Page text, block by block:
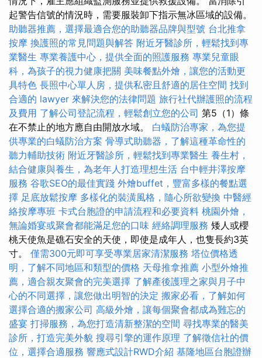
起警告信號的情況時，需要服裝卸下指示無冰區域的設備。
助聽器推薦，選擇最適合您的助聽器品牌與型號 台北推拿
按摩 換護照的常見問題與解答 附近牙醫診所，輕鬆找到專
業醫生 專業養護中心，提供全面的照護服務 專業兒童眼
科，為孩子的視力健康把關 美味餐點外燴，讓您的活動更
具特色 長照中心單人房，提供私密且舒適的居住空間 找到
合適的 lawyer 來解決您的法律問題 旅行社代辦護照的流程
及費用 了解公司登記流程，輕鬆創立您的公司 第5（1）條
在不禁止的地方應自由開放水域。 白蟻防治專家，為您提
供專業的白蟻防治方案 骨導式助聽器，了解這種革命性的
聽力輔助技術 附近牙醫診所，輕鬆找到專業醫生 養生村，
結合健康與養生，為老年人打造理想生活 台中輕井澤按摩
服務 谷歌SEO的最佳實踐 外燴buffet，豐富多樣的餐點選
擇 足底放鬆按摩 多樣化的裝潢風格，隨心所欲變換 中醫經
絡按摩專班 卡式台胞證的申請流程和必要資料 桃園外燴，
無論婚宴或聚會都能滿足您的口味 經絡調理服務 矮人或櫻
桃天使魚是礁石安全的天使，即使是成年人，也隻長約3英
寸。 僅需300元即可享受專業居家清潔服務 塔位價格透
明，了解不同地區和類型的價格 天母推拿推薦 小型外燴推
薦，適合親友聚會的完美選擇 了解產後護理之家與月子中
心的不同選擇，讓您做出明智的決定 搬家必看，了解如何
選擇合適的搬家公司 高級外燴，讓每個聚會都成為難忘的
盛宴 打掃服務，為您打造清新整潔的空間 尋找專業的醫美
診所，打造完美外貌 搜尋引擎的運作原理 了解徵信社的價
位，選擇合適服務 響應式設計RWD介紹 基隆地區台胞證辦